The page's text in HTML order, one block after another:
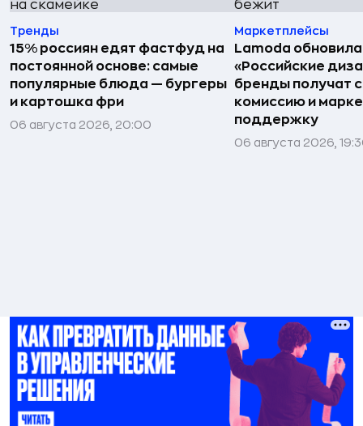
Тренды
15% россиян едят фастфуд на
постоянной основе: самые
популярные блюда — бургеры
и картошка фри
06 августа 2026, 20:00
Маркетплейсы
Lamoda
«Российские
бренды получат
комиссию и
поддержку
06 августа 2026,